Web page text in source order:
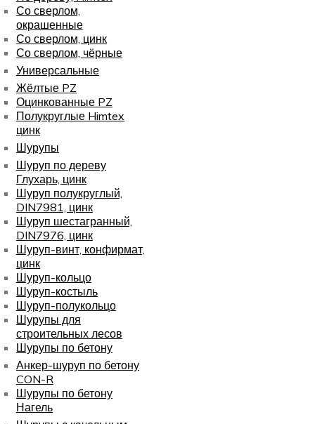
Со сверлом,
окрашенные
Со сверлом, цинк
Со сверлом, чёрные
Универсальные
Жёлтые PZ
Оцинкованные PZ
Полукруглые Himtex
цинк
Шурупы
Шуруп по дереву
Глухарь, цинк
Шуруп полукруглый,
DIN7981, цинк
Шуруп шестагранный,
DIN7976, цинк
Шуруп-винт, конфирмат,
цинк
Шуруп-кольцо
Шуруп-костыль
Шуруп-полукольцо
Шурупы для
строительных лесов
Шурупы по бетону
Анкер-шуруп по бетону
CON-R
Шурупы по бетону
Нагель